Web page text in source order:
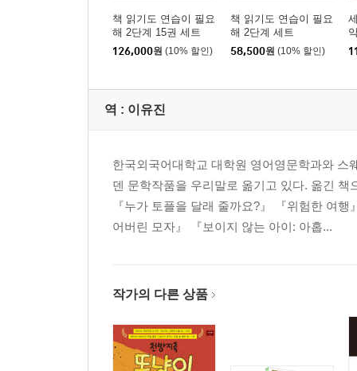
책 읽기도 연습이 필요
해 2단계 15권 세트
126,000원 (10% 할인)
책 읽기도 연습이 필요
해 2단계 세트
58,500원 (10% 할인)
역 : 이유진
한국외국어대학교 대학원 영어영문학과와
덴 문학작품을 우리말로 옮기고 있다. 옮긴
『누가 토플을 달래 줄까요?』 『위험한 여
어버린 모자』 『보이지 않는 아이: 아홉...
작가의 다른 상품